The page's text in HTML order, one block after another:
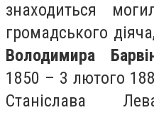
знаходиться
громадського
Володимира
1850 – 3 лютого
Станіслава